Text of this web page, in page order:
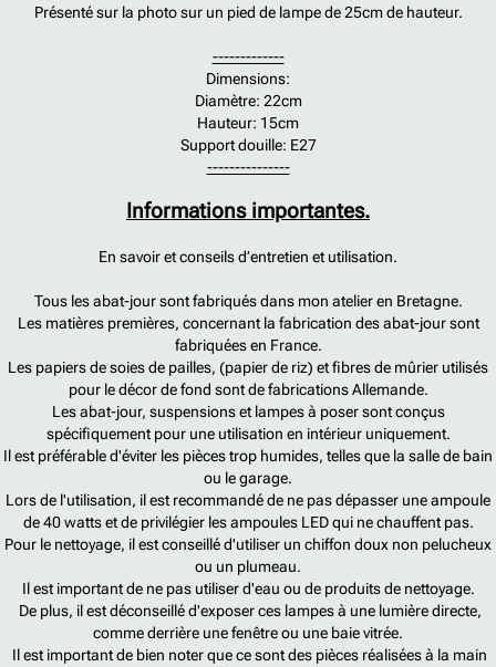
Présenté sur la photo sur un pied de lampe de 25cm de hauteur.
-------------
Dimensions:
Diamètre: 22cm
Hauteur: 15cm
Support douille: E27
---------------
Informations importantes.
En savoir et conseils d’entretien et utilisation.
Tous les abat-jour sont fabriqués dans mon atelier en Bretagne.
Les matières premières, concernant la fabrication des abat-jour sont
fabriquées en France.
Les papiers de soies de pailles, (papier de riz) et fibres de mûrier utilisés
pour le décor de fond sont de fabrications Allemande.
Les abat-jour, suspensions et lampes à poser sont conçus
spécifiquement pour une utilisation en intérieur uniquement.
Il est préférable d'éviter les pièces trop humides, telles que la salle de bain
ou le garage.
Lors de l'utilisation, il est recommandé de ne pas dépasser une ampoule
de 40 watts et de privilégier les ampoules LED qui ne chauffent pas.
Pour le nettoyage, il est conseillé d'utiliser un chiffon doux non pelucheux
ou un plumeau.
Il est important de ne pas utiliser d'eau ou de produits de nettoyage.
De plus, il est déconseillé d'exposer ces lampes à une lumière directe,
comme derrière une fenêtre ou une baie vitrée.
Il est important de bien noter que ce sont des pièces réalisées à la main